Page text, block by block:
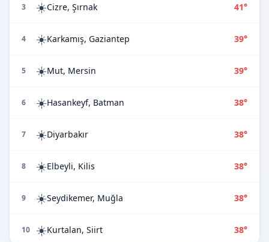
3 ☀️Cizre, Şırnak 41°
4 ☀️Karkamış, Gaziantep 39°
5 ☀️Mut, Mersin 39°
6 ☀️Hasankeyf, Batman 38°
7 ☀️Diyarbakır 38°
8 ☀️Elbeyli, Kilis 38°
9 ☀️Seydikemer, Muğla 38°
10 ☀️Kurtalan, Siirt 38°